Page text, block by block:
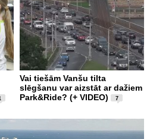
Vai tiešām Vanšu tilta
slēgšanu var aizstāt ar dažiem
Park&Ride? (+ VIDEO)
7